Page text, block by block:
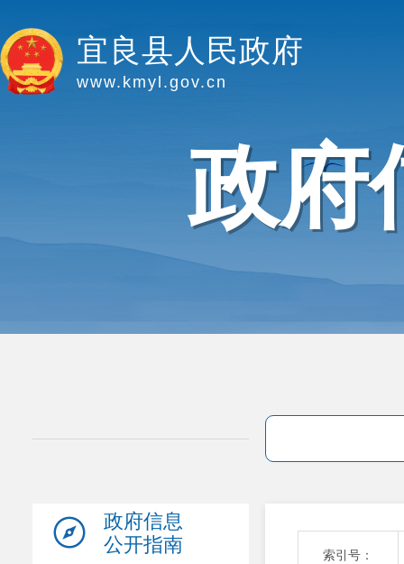
宜良县人民政府
www.kmyl.gov.cn
政府
政府信息
公开指南
索引号：